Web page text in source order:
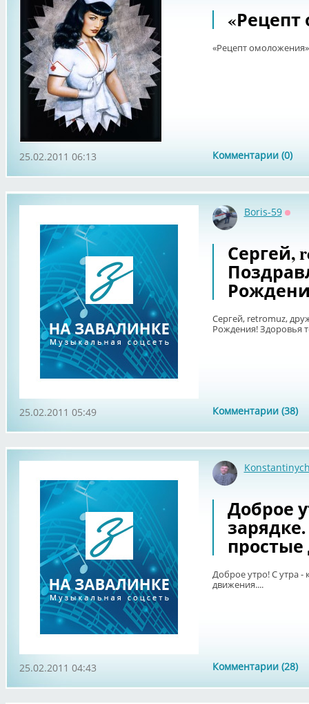
«Рецепт омоложения»
Комментарии (0)
25.02.2011 06:13
Boris-59
Сергей,
Сергей, retromuz,
Рождения! Здоровья
Комментарии (38)
25.02.2011 05:49
Доброе
Доброе утро! С утра -
движения....
Комментарии (28)
25.02.2011 04:43